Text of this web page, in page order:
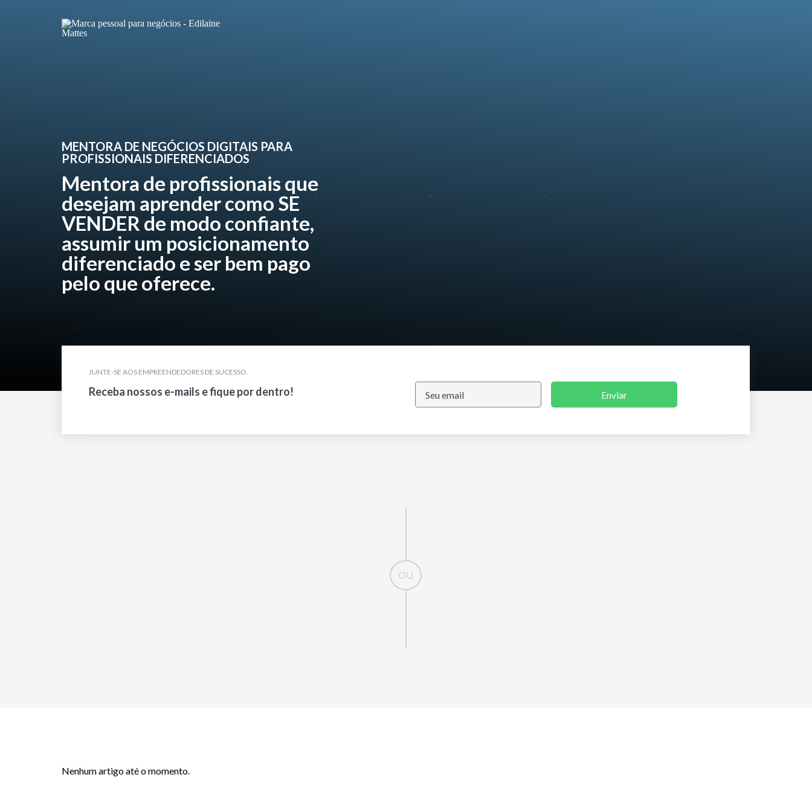
MENTORA DE NEGÓCIOS DIGITAIS PARA
PROFISSIONAIS DIFERENCIADOS
Mentora de profissionais que
desejam aprender como SE
VENDER de modo confiante,
assumir um posicionamento
diferenciado e ser bem pago
pelo que oferece.
JUNTE-SE AOS EMPREENDEDORES DE SUCESSO.
Receba nossos e-mails e fique por dentro! Enviar
Nenhum artigo até o momento.